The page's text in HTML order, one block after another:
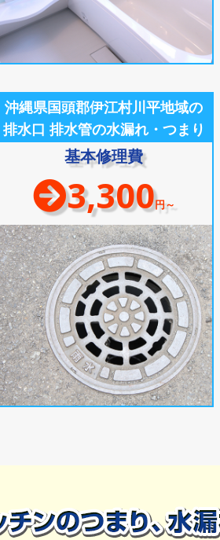
沖縄県国頭郡伊江村川平地域の
排水口 排水管の水漏れ・つまり
基本修理費
3,300円～